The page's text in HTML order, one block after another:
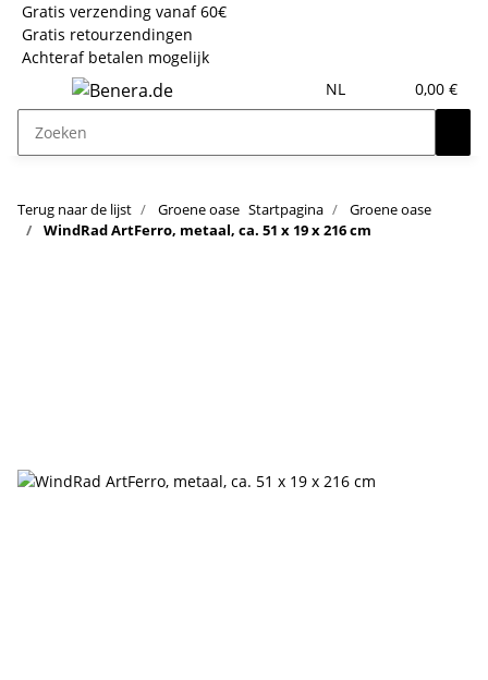
Gratis verzending vanaf 60€
Gratis retourzendingen
Achteraf betalen mogelijk
NL
0,00 €
Terug naar de lijst Groene oase Startpagina
Groene oase
WindRad ArtFerro, metaal, ca. 51 x 19 x 216 cm